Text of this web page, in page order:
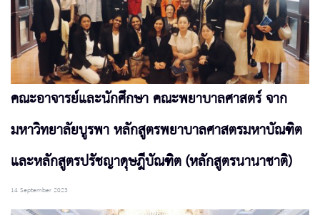
คณะอาจารย์และนักศึกษา คณะพยาบาลศาสตร์ จาก
มหาวิทยาลัยบูรพา หลักสูตรพยาบาลศาสตรมหาบัณฑิต
และหลักสูตรปรัชญาดุษฎีบัณฑิต (หลักสูตรนานาชาติ)
14 September 2023